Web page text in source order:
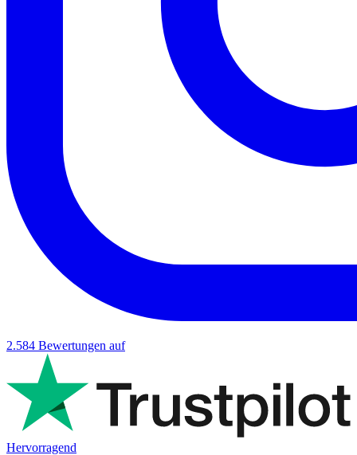
2.584 Bewertungen auf
Hervorragend